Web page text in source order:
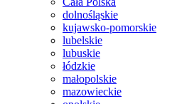
dolnośląskie
kujawsko-pomorskie
lubelskie
lubuskie
łódzkie
małopolskie
mazowieckie